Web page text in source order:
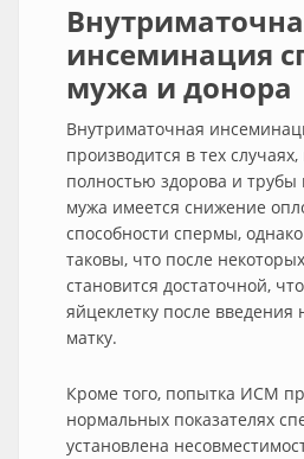
инсеминация
мужа и донора
Внутриматочная
производится в тех
полностью здорова и
мужа имеется снижение
способности спермы,
таковы, что после
становится достаточной,
яйцеклетку после введения
матку.
Кроме того, попытка ИСМ
нормальных показателях
установлена